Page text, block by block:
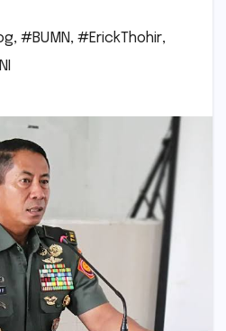
, #BUMN, #ErickThohir,